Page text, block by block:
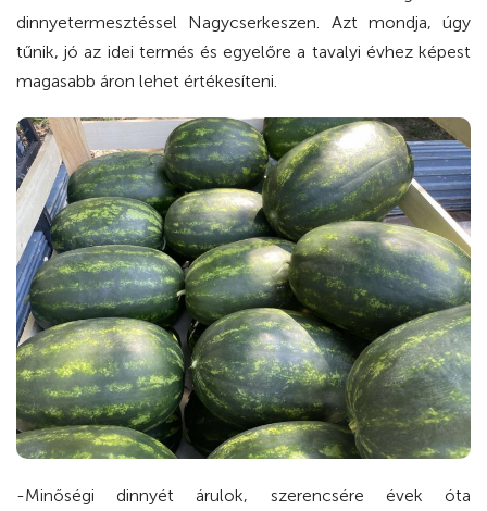
dinnyetermesztéssel Nagycserkeszen. Azt mondja, úgy
tűnik, jó az idei termés és egyelőre a tavalyi évhez képest
magasabb áron lehet értékesíteni.
-Minőségi dinnyét árulok, szerencsére évek óta